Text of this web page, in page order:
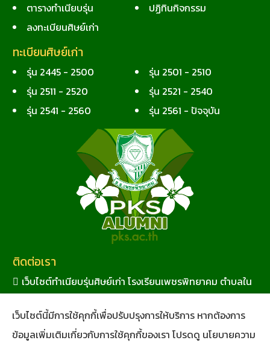
ตารางทำเนียบรุ่น
ปฏิทินกิจกรรม
ลงทะเบียนศิษย์เก่า
ทะเบียนศิษย์เก่า
รุ่น 2445 - 2500
รุ่น 2501 - 2510
รุ่น 2511 - 2520
รุ่น 2521 - 2540
รุ่น 2541 - 2560
รุ่น 2561 - ปัจจุบัน
ติดต่อเรา
เว็บไซต์ทำเนียบรุ่นศิษย์เก่า โรงเรียนเพชรพิทยาคม ตำบลใน
เวลาทำการ 08.30 - 16.30 น.
โทรศัพท์ 056-711453
อีเมล alumni@pks.ac.th
เว็บไซต์นี้มีการใช้คุกกี้เพื่อปรับปรุงการให้บริการ หากต้องการ
ข้อมูลเพิ่มเติมเกี่ยวกับการใช้คุกกี้ของเรา โปรดดู นโยบายความ